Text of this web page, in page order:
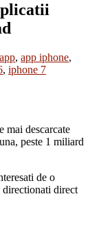
app, app iphone,
, iphone 7
mai descarcate
peste 1 miliard
de o
direct